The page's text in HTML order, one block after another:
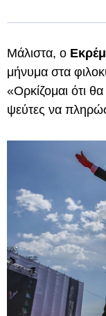
Μάλιστα, ο
μήνυμα στα
«Ορκίζομαι ότι
ψεύτες να